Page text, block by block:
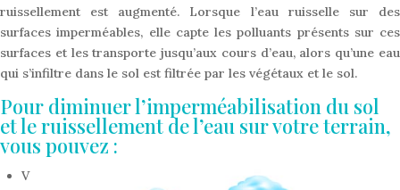
ruissellement est augmenté. Lorsque l’eau ruisselle sur des
surfaces imperméables, elle capte les polluants présents sur ces
surfaces et les transporte jusqu’aux cours d’eau, alors qu’une eau
qui s’infiltre dans le sol est filtrée par les végétaux et le sol.
Pour diminuer l’imperméabilisation du sol
et le ruissellement de l’eau sur votre terrain,
vous pouvez :
V